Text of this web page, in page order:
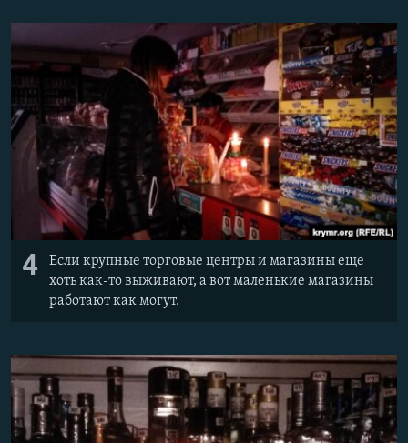
4
Если крупные торговые центры и магазины еще
хоть как-то выживают, а вот маленькие магазины
работают как могут.